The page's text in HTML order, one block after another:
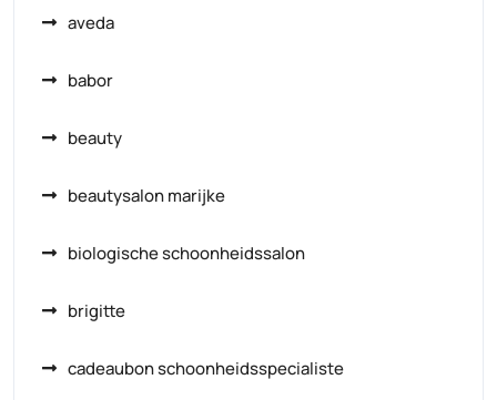
aveda
babor
beauty
beautysalon marijke
biologische schoonheidssalon
brigitte
cadeaubon schoonheidsspecialiste